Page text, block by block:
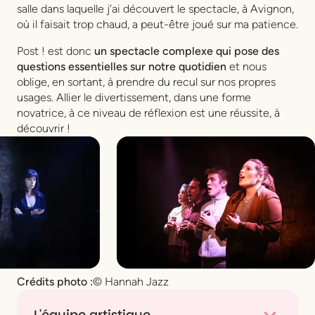
salle dans laquelle j’ai découvert le spectacle, à Avignon,
où il faisait trop chaud, a peut-être joué sur ma patience.
Post ! est donc un spectacle complexe qui pose des
questions essentielles sur notre quotidien et nous
oblige, en sortant, à prendre du recul sur nos propres
usages. Allier le divertissement, dans une forme
novatrice, à ce niveau de réflexion est une réussite, à
découvrir !
Crédits photo :© Hannah Jazz